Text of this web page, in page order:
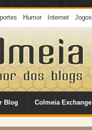
Humor Internet Jogos
Blog Colmeia Exchange